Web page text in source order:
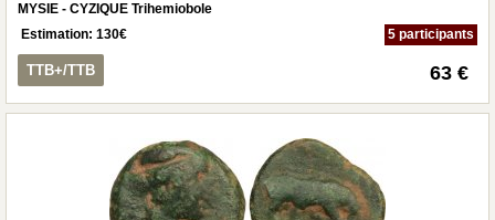
MYSIE - CYZIQUE Trihemiobole
Estimation: 130€ 5 participants
TTB+/TTB 63 €